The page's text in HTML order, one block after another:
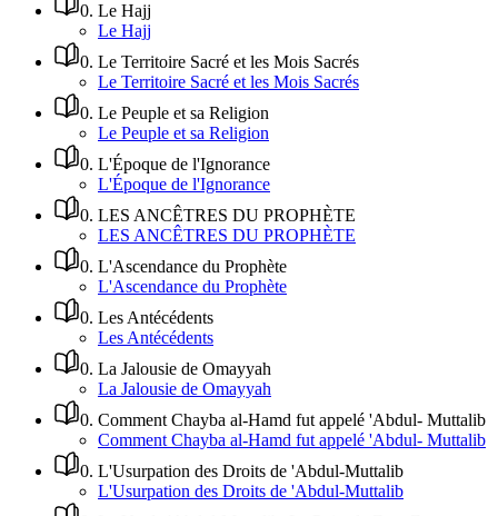
0. Le Hajj
Le Hajj
0. Le Territoire Sacré et les Mois Sacrés
Le Territoire Sacré et les Mois Sacrés
0. Le Peuple et sa Religion
Le Peuple et sa Religion
0. L'Époque de l'Ignorance
L'Époque de l'Ignorance
0. LES ANCÊTRES DU PROPHÈTE
LES ANCÊTRES DU PROPHÈTE
0. L'Ascendance du Prophète
L'Ascendance du Prophète
0. Les Antécédents
Les Antécédents
0. La Jalousie de Omayyah
La Jalousie de Omayyah
0. Comment Chayba al-Hamd fut appelé 'Abdul- Muttalib
Comment Chayba al-Hamd fut appelé 'Abdul- Muttalib
0. L'Usurpation des Droits de 'Abdul-Muttalib
L'Usurpation des Droits de 'Abdul-Muttalib